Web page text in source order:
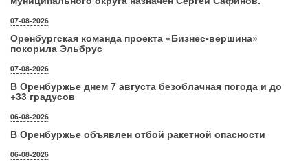
07-08-2026
Оренбургская команда проекта «Бизнес‑вершина»
покорила Эльбрус
07-08-2026
В Оренбуржье днем 7 августа безоблачная погода и до
+33 градусов
06-08-2026
В Оренбуржье объявлен отбой ракетной опасности
06-08-2026